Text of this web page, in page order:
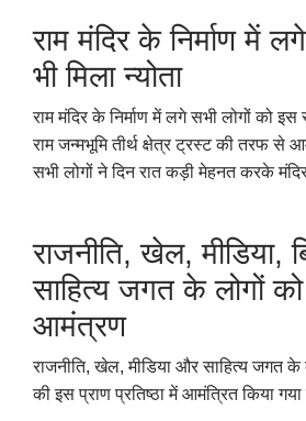
राम मंदिर के निर्माण में
भी मिला न्योता
राम मंदिर के निर्माण में लगे सभी लोगों को इस
राम जन्मभूमि तीर्थ क्षेत्र ट्रस्ट की तरफ से
सभी लोगों ने दिन रात कड़ी मेहनत करके मंदिर
राजनीति, खेल,
साहित्य जगत के लोगों को
आमंत्रण
राजनीति,खेल,मीडिया और साहित्य जगत के
की इस प्राण प्रतिष्ठा में आमंत्रित किया गया